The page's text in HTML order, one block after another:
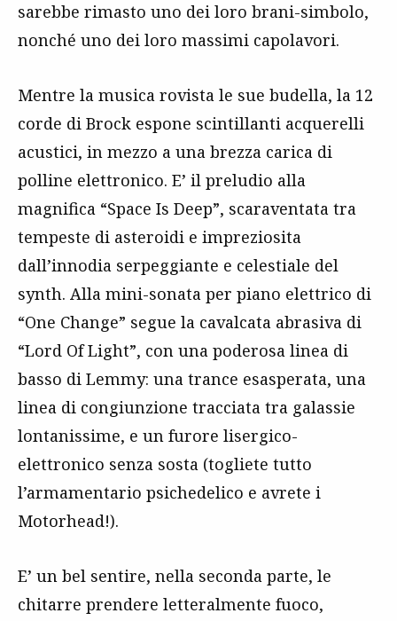
sarebbe rimasto uno dei loro brani-simbolo,
nonché uno dei loro massimi capolavori.
Mentre la musica rovista le sue budella, la 12
corde di Brock espone scintillanti acquerelli
acustici, in mezzo a una brezza carica di
polline elettronico. E’ il preludio alla
magnifica “Space Is Deep”, scaraventata tra
tempeste di asteroidi e impreziosita
dall’innodia serpeggiante e celestiale del
synth. Alla mini-sonata per piano elettrico di
“One Change” segue la cavalcata abrasiva di
“Lord Of Light”, con una poderosa linea di
basso di Lemmy: una trance esasperata, una
linea di congiunzione tracciata tra galassie
lontanissime, e un furore lisergico-
elettronico senza sosta (togliete tutto
l’armamentario psichedelico e avrete i
Motorhead!).
E’ un bel sentire, nella seconda parte, le
chitarre prendere letteralmente fuoco,